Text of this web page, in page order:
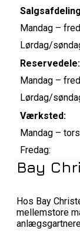
Mandag –
Lørdag/
Reservedele:
Mandag –
Lørdag/
Værksted:
Mandag –
Fredag:
Bay
Hos Bay
mellemstore